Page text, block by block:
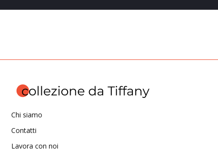
Chi siamo
Contatti
Lavora con noi